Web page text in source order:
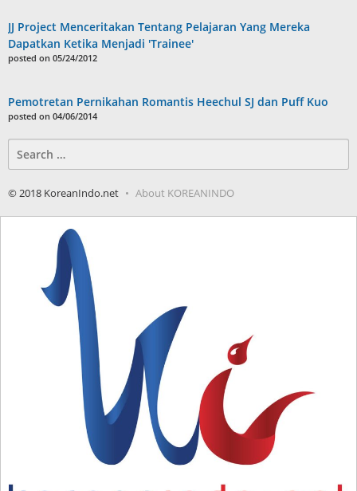
JJ Project Menceritakan Tentang Pelajaran Yang Mereka
Dapatkan Ketika Menjadi 'Trainee'
posted on 05/24/2012
Pemotretan Pernikahan Romantis Heechul SJ dan Puff Kuo
posted on 04/06/2014
for:
© 2018 KoreanIndo.net About KOREANINDO